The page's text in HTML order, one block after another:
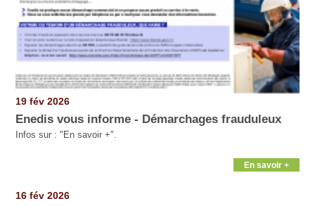
19 fév 2026
Enedis vous informe - Démarchages frauduleux
Infos sur : "En savoir +".
En savoir +
16 fév 2026